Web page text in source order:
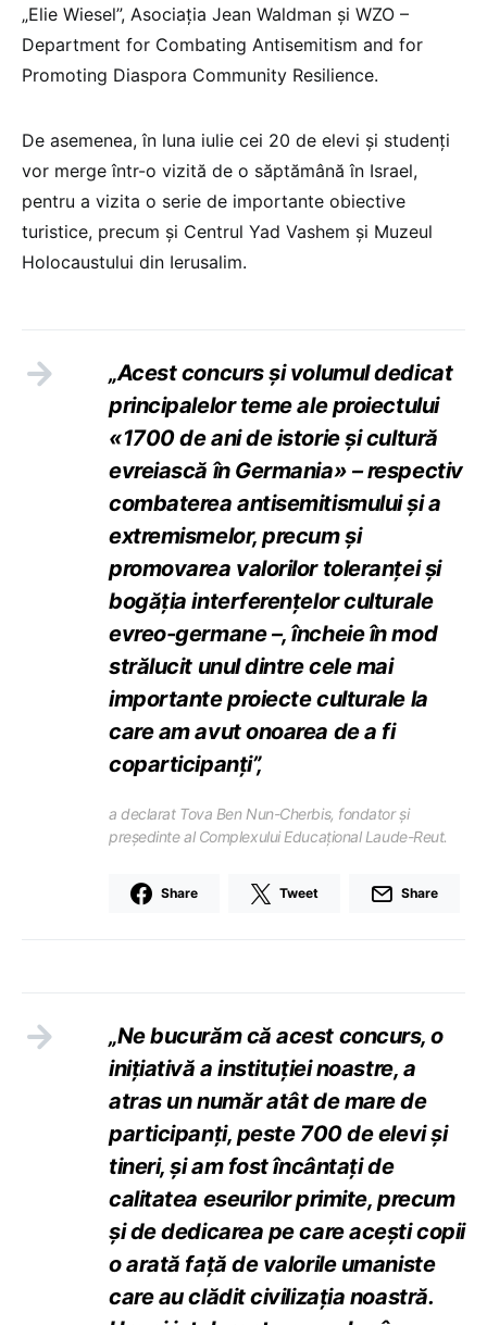
„Elie Wiesel”, Asociația Jean Waldman și WZO –
Department for Combating Antisemitism and for
Promoting Diaspora Community Resilience.
De asemenea, în luna iulie cei 20 de elevi și studenți
vor merge într-o vizită de o săptămână în Israel,
pentru a vizita o serie de importante obiective
turistice, precum și Centrul Yad Vashem și Muzeul
Holocaustului din Ierusalim.
„Acest concurs și volumul dedicat
principalelor teme ale proiectului
«1700 de ani de istorie și cultură
evreiască în Germania» – respectiv
combaterea antisemitismului și a
extremismelor, precum și
promovarea valorilor toleranței și
bogăția interferențelor culturale
evreo-germane –, încheie în mod
strălucit unul dintre cele mai
importante proiecte culturale la
care am avut onoarea de a fi
coparticipanți”,
a declarat Tova Ben Nun-Cherbis, fondator și
președinte al Complexului Educațional Laude-Reut.
Share Tweet Share
„Ne bucurăm că acest concurs, o
inițiativă a instituției noastre, a
atras un număr atât de mare de
participanți, peste 700 de elevi și
tineri, și am fost încântați de
calitatea eseurilor primite, precum
și de dedicarea pe care acești copii
o arată față de valorile umaniste
care au clădit civilizația noastră.